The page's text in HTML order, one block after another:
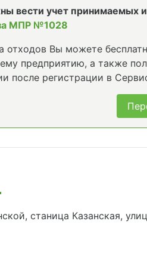
вести учет принимаемых и
МПР №1028
отходов Вы можете
предприятию, а также
после регистрации в
станица Казанская,